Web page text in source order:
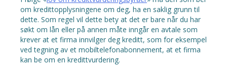
om kredittopplysningene om deg, ha en saklig grunn til
dette. Som regel vil dette bety at det er bare når du har
søkt om lån eller på annen måte inngår en avtale som
krever at et firma innvilger deg kreditt, som for eksempel
ved tegning av et mobiltelefonabonnement, at et firma
kan be om en kredittvurdering.